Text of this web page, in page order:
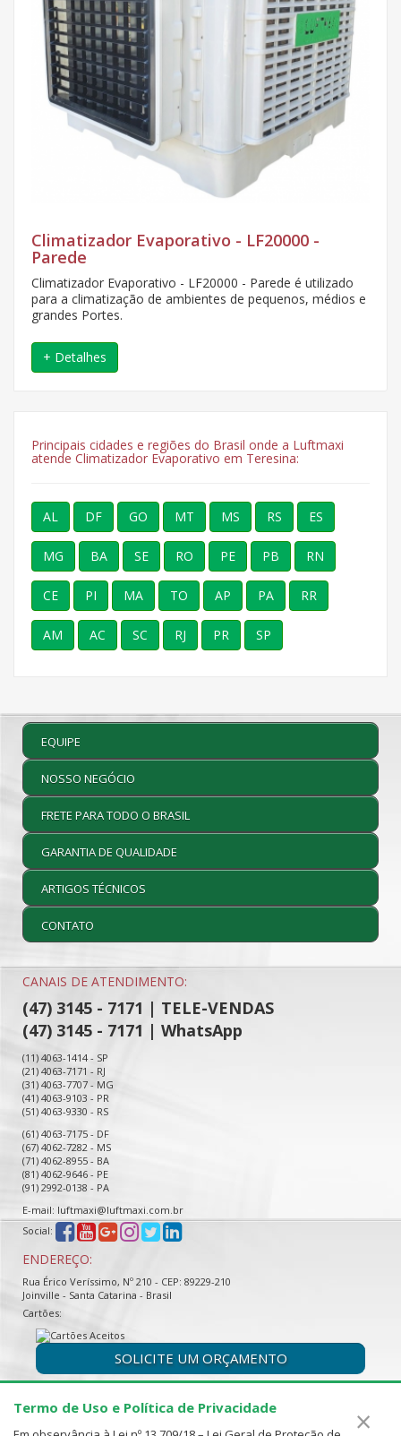
Climatizador Evaporativo - LF20000 -
Parede
Climatizador Evaporativo - LF20000 - Parede é utilizado
para a climatização de ambientes de pequenos, médios e
grandes Portes.
+ Detalhes
Principais cidades e regiões do Brasil onde a Luftmaxi
atende Climatizador Evaporativo em Teresina:
AL DF GO MT MS RS ES
MG BA SE RO PE PB RN
CE PI MA TO AP PA RR
AM AC SC RJ PR SP
EQUIPE
NOSSO NEGÓCIO
FRETE PARA TODO O BRASIL
GARANTIA DE QUALIDADE
ARTIGOS TÉCNICOS
CONTATO
CANAIS DE ATENDIMENTO:
(47) 3145 - 7171 | TELE-VENDAS
(47) 3145 - 7171 | WhatsApp
(11) 4063-1414 - SP
(21) 4063-7171 - RJ
(31) 4063-7707 - MG
(41) 4063-9103 - PR
(51) 4063-9330 - RS
(61) 4063-7175 - DF
(67) 4062-7282 - MS
(71) 4062-8955 - BA
(81) 4062-9646 - PE
(91) 2992-0138 - PA
E-mail: luftmaxi@luftmaxi.com.br
Social:
ENDEREÇO:
Rua Érico Veríssimo, Nº 210 - CEP: 89229-210
Joinville - Santa Catarina - Brasil
Cartões:
SOLICITE UM ORÇAMENTO
Termo de Uso e Política de Privacidade ×